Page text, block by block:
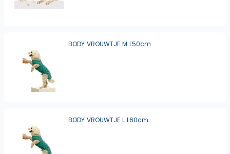
BODY VROUWTJE M L50cm
BODY VROUWTJE L L60cm